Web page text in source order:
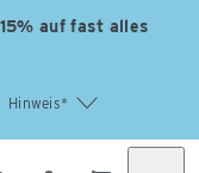
auf fast alles
Hinweis*